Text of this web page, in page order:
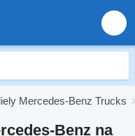
Mercedes-Benz Trucks
Benz na